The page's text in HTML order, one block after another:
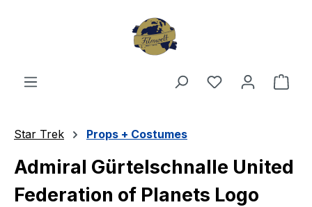
Du hast 0
Star Trek Props + Costumes
Admiral Gürtelschnalle United
Federation of Planets Logo